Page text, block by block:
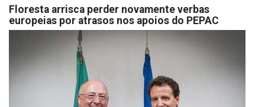
Floresta arrisca perder novamente verbas
europeias por atrasos nos apoios do PEPAC